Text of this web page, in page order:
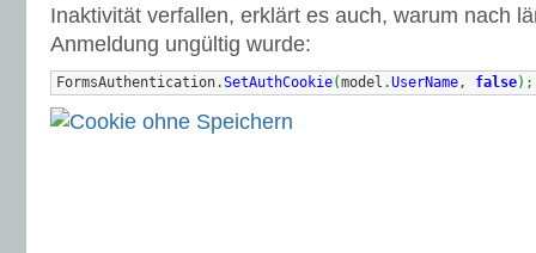
Inaktivität verfallen, erklärt es auch, warum nach
Anmeldung ungültig wurde:
FormsAuthentication.SetAuthCookie(model .UserName, false) ;